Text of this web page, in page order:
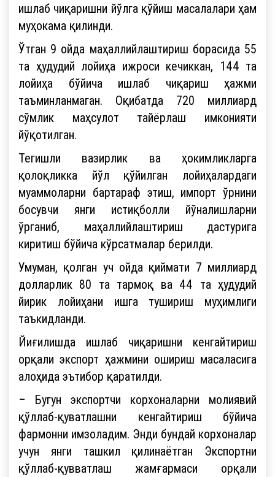
ишлаб чиқаришни йўлга қўйиш масалалари ҳам
муҳокама қилинди.
Ўтган 9 ойда маҳаллийлаштириш борасида 55
та ҳудудий лойиҳа ижроси кечиккан, 144 та
лойиҳа бўйича ишлаб чиқариш ҳажми
таъминланмаган. Оқибатда 720 миллиард
сўмлик маҳсулот тайёрлаш имконияти
йўқотилган.
Тегишли вазирлик ва ҳокимликларга
қолоқликка йўл қўйилган лойиҳалардаги
муаммоларни бартараф этиш, импорт ўрнини
босувчи янги истиқболли йўналишларни
ўрганиб, маҳаллийлаштириш дастурига
киритиш бўйича кўрсатмалар берилди.
Умуман, қолган уч ойда қиймати 7 миллиард
долларлик 80 та тармоқ ва 44 та ҳудудий
йирик лойиҳани ишга тушириш муҳимлиги
таъкидланди.
Йиғилишда ишлаб чиқаришни кенгайтириш
орқали экспорт ҳажмини ошириш масаласига
алоҳида эътибор қаратилди.
– Бугун экспортчи корхоналарни молиявий
қўллаб-қуватлашни кенгайтириш бўйича
фармонни имзоладим. Энди бундай корхоналар
учун янги ташкил қилинаётган Экспортни
қўллаб-қувватлаш жамғармаси орқали